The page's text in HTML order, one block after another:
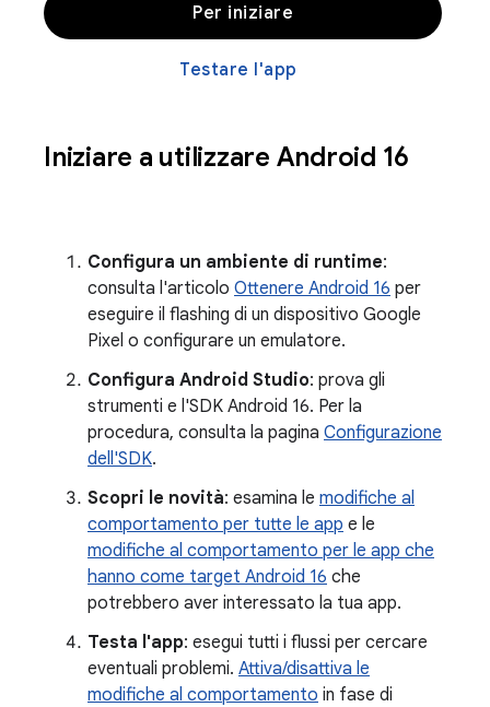
Per iniziare
Testare l'app
Iniziare a utilizzare Android 16
Configura un ambiente di runtime:
consulta l'articolo Ottenere Android 16 per
eseguire il flashing di un dispositivo Google
Pixel o configurare un emulatore.
Configura Android Studio: prova gli
strumenti e l'SDK Android 16. Per la
procedura, consulta la pagina Configurazione
dell'SDK.
Scopri le novità: esamina le modifiche al
comportamento per tutte le app e le
modifiche al comportamento per le app che
hanno come target Android 16 che
potrebbero aver interessato la tua app.
Testa l'app: esegui tutti i flussi per cercare
eventuali problemi. Attiva/disattiva le
modifiche al comportamento in fase di